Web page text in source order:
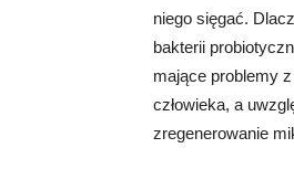
niego sięgać.
bakterii
mające problemy
człowieka, a
zregenerowanie